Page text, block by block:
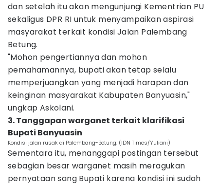
dan setelah itu akan mengunjungi Kementrian PU
sekaligus DPR RI untuk menyampaikan aspirasi
masyarakat terkait kondisi Jalan Palembang
Betung.
"Mohon pengertiannya dan mohon
pemahamannya, bupati akan tetap selalu
memperjuangkan yang menjadi harapan dan
keinginan masyarakat Kabupaten Banyuasin,"
ungkap Askolani.
3. Tanggapan warganet terkait klarifikasi
Bupati Banyuasin
Kondisi jalan rusak di Palembang-Betung. (IDN Times/Yuliani)
Sementara itu, menanggapi postingan tersebut
sebagian besar warganet masih meragukan
pernyataan sang Bupati karena kondisi ini sudah